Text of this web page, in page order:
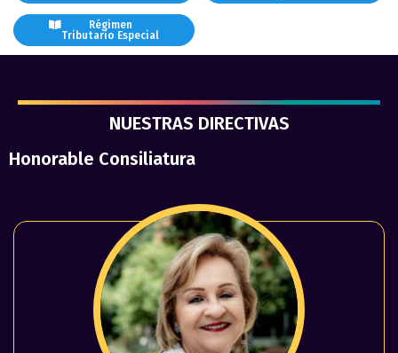
Régimen
Tributario Especial
NUESTRAS DIRECTIVAS
Honorable Consiliatura